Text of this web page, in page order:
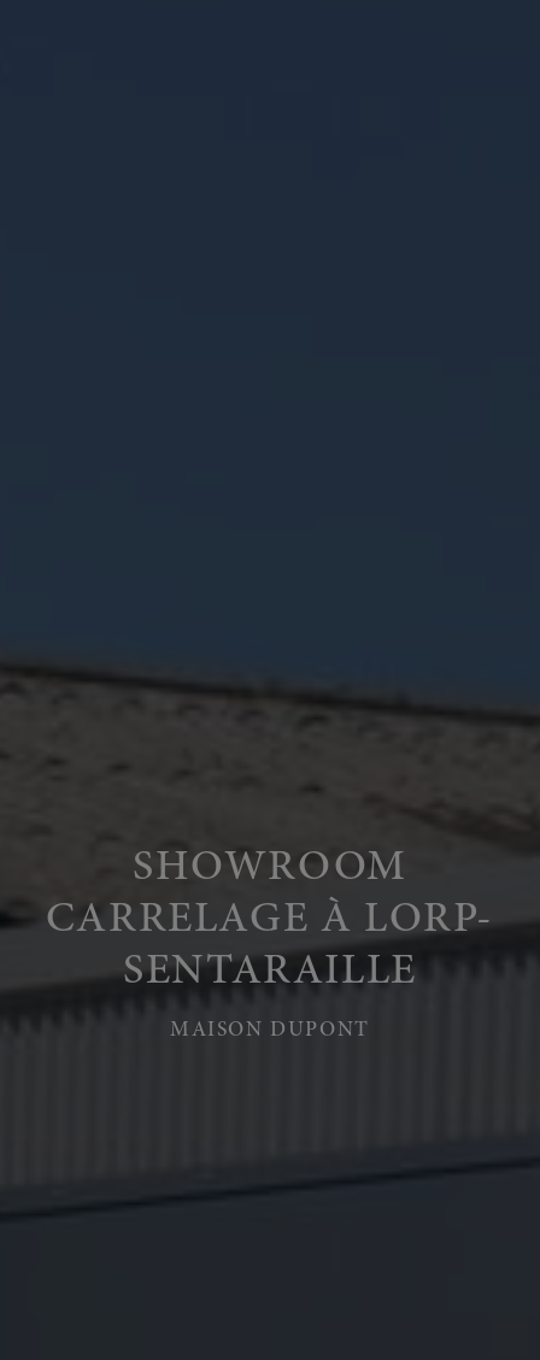
SHOWROOM
CARRELAGE À LORP-
SENTARAILLE
MAISON DUPONT